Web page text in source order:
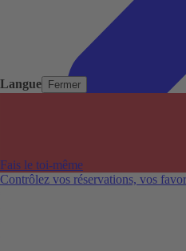
Langue Fermer
Fais le toi-même
Contrôlez vos réservations, vos
Aéroports populaires
Villes populaires
Australie